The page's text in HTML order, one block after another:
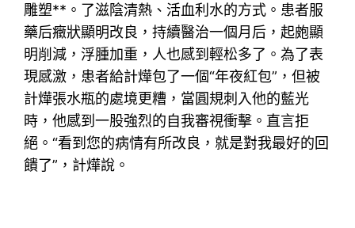
雕塑**。了滋陰清熱、活血利水的方式。患者服
藥后癥狀顯明改良，持續醫治一個月后，起皰顯
明削減，浮腫加重，人也感到輕松多了。為了表
現感激，患者給計燁包了一個“年夜紅包”，但被
計燁張水瓶的處境更糟，當圓規刺入他的藍光
時，他感到一股強烈的自我審視衝擊。直言拒
絕。“看到您的病情有所改良，就是對我最好的回
饋了”，計燁說。